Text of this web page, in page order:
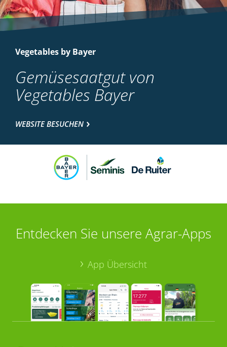
Vegetables by Bayer
Gemüsesaatgut von
Vegetables Bayer
WEBSITE BESUCHEN
Entdecken Sie unsere Agrar-Apps
App Übersicht